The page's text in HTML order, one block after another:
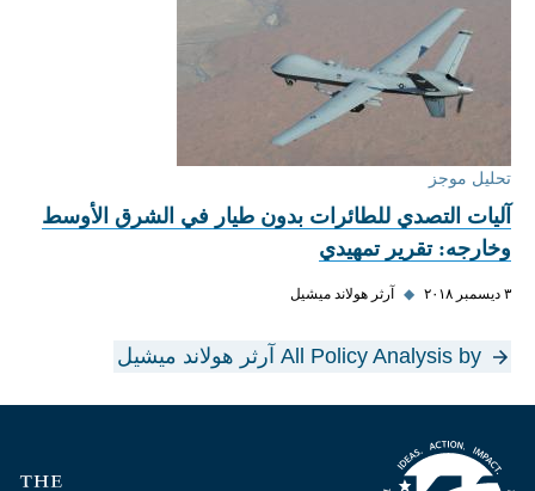
تحليل موجز
آليات التصدي للطائرات بدون طيار في الشرق الأوسط
وخارجه: تقرير تمهيدي
٣ ديسمبر ٢٠١٨ ◆ آرثر هولاند ميشيل
All Policy Analysis by آرثر هولاند ميشيل